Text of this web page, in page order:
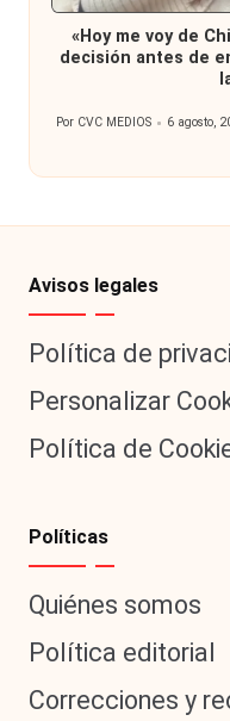
en
«Hoy me voy de
decisión antes de
Publicado
Por CVC MEDIOS 6 agosto,
Avisos legales
Política de
Personalizar
Política de
Políticas
Quiénes somos
Política editorial
Correcciones y